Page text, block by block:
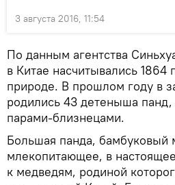
3 августа 2016, 11:54
По данным агентства
в Китае насчитывались 1864
природе. В прошлом году в
родились 43 детеныша
парами-близнецами.
Большая панда, бамбуковый
млекопитающее, в
к медведям, родиной